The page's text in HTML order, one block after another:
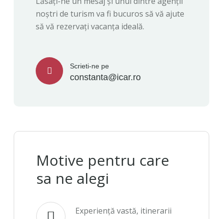
noștri de turism va fi bucuros să vă ajute
să vă rezervați vacanța ideală.
Scrieti-ne pe
constanta@icar.ro
Motive pentru care
sa ne alegi
Experiență vastă, itinerarii